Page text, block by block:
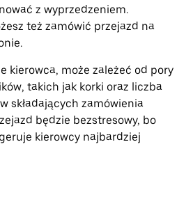
z wyprzedzeniem.
też zamówić przejazd na
kierowca, może zależeć od pory
takich jak korki oraz liczba
składających zamówienia
będzie bezstresowy, bo
kierowcy najbardziej